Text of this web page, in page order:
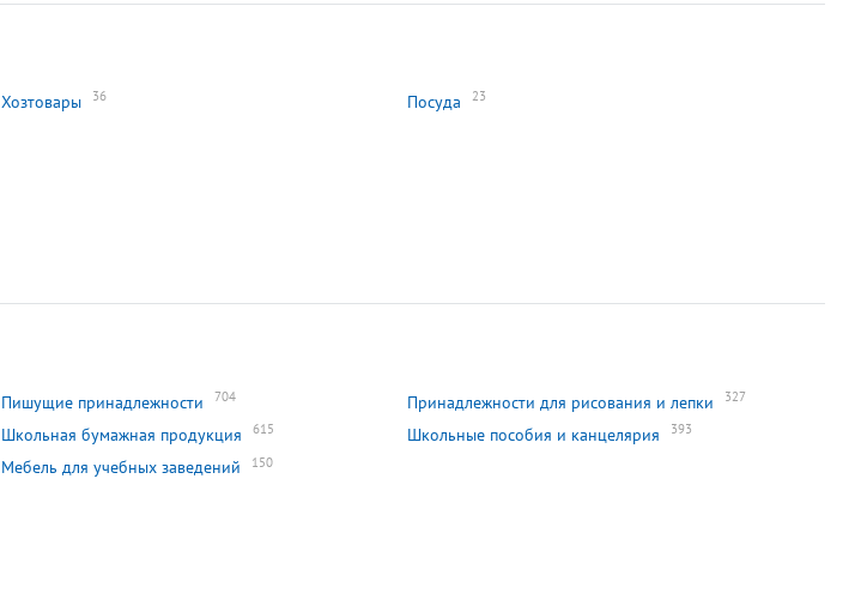
Хозтовары 36 Посуда 23
Пишущие принадлежности 704 Принадлежности для рисования и лепки 327
Школьная бумажная продукция 615 Школьные пособия и канцелярия 393
Мебель для учебных заведений 150